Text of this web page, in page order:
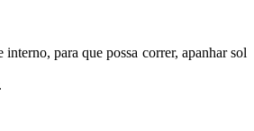
para que possa correr, apanhar sol